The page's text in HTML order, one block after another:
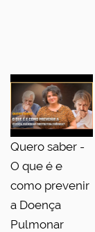
Quero saber -
O que é e
como prevenir
a Doença
Pulmonar